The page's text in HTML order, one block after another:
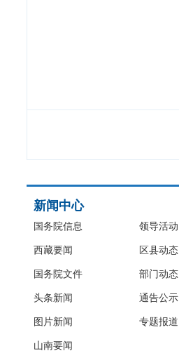
新闻中心
国务院信息
西藏要闻
国务院文件
头条新闻
图片新闻
山南要闻
领导活动
区县动态
部门动态
通告公示
专题报道